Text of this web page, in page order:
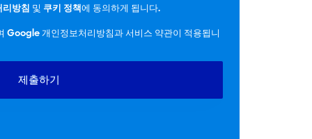
리방침 및 쿠키 정책에 동의하게 됩니다.
Google 개인정보처리방침과 서비스 약관이 적용됩니
제출하기